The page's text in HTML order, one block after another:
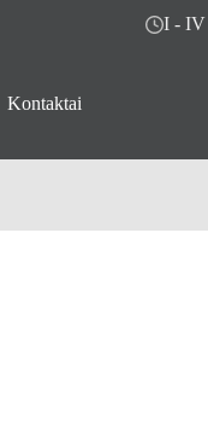
I - IV
Kontaktai